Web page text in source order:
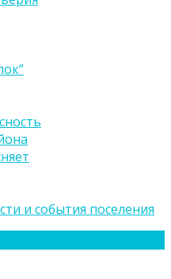
и события поселения